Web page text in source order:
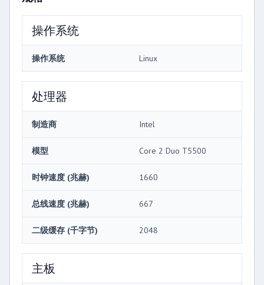
操作系统
操作系统 Linux
处理器
制造商 Intel
模型 Core 2 Duo T5500
时钟速度 (兆赫) 1660
总线速度 (兆赫) 667
二级缓存 (千字节) 2048
主板